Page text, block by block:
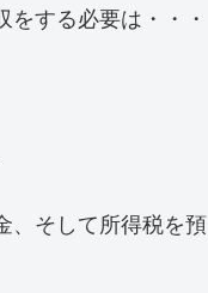
する必要は・・・
、そして所得税を預